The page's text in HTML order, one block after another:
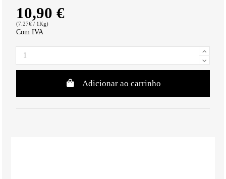
10,90 €
(7.27€ / 1Kg)
Com IVA
Adicionar ao carrinho